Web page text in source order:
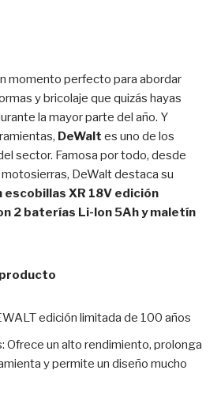
momento perfecto para abordar
y bricolaje que quizás hayas
la mayor parte del año. Y
DeWalt es uno de los
sector. Famosa por todo, desde
DeWalt destaca su
XR 18V edición
2 baterías Li-Ion 5Ah y maletín
producto
edición limitada de 100 años
Ofrece un alto rendimiento, prolonga
y permite un diseño mucho